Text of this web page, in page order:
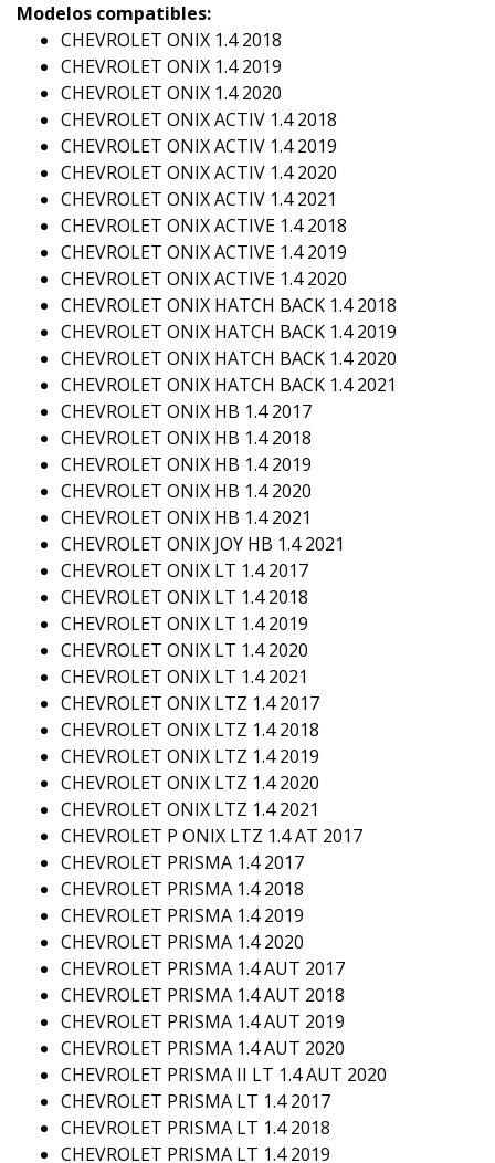
Modelos compatibles:
CHEVROLET ONIX 1.4 2018
CHEVROLET ONIX 1.4 2019
CHEVROLET ONIX 1.4 2020
CHEVROLET ONIX ACTIV 1.4 2018
CHEVROLET ONIX ACTIV 1.4 2019
CHEVROLET ONIX ACTIV 1.4 2020
CHEVROLET ONIX ACTIV 1.4 2021
CHEVROLET ONIX ACTIVE 1.4 2018
CHEVROLET ONIX ACTIVE 1.4 2019
CHEVROLET ONIX ACTIVE 1.4 2020
CHEVROLET ONIX HATCH BACK 1.4 2018
CHEVROLET ONIX HATCH BACK 1.4 2019
CHEVROLET ONIX HATCH BACK 1.4 2020
CHEVROLET ONIX HATCH BACK 1.4 2021
CHEVROLET ONIX HB 1.4 2017
CHEVROLET ONIX HB 1.4 2018
CHEVROLET ONIX HB 1.4 2019
CHEVROLET ONIX HB 1.4 2020
CHEVROLET ONIX HB 1.4 2021
CHEVROLET ONIX JOY HB 1.4 2021
CHEVROLET ONIX LT 1.4 2017
CHEVROLET ONIX LT 1.4 2018
CHEVROLET ONIX LT 1.4 2019
CHEVROLET ONIX LT 1.4 2020
CHEVROLET ONIX LT 1.4 2021
CHEVROLET ONIX LTZ 1.4 2017
CHEVROLET ONIX LTZ 1.4 2018
CHEVROLET ONIX LTZ 1.4 2019
CHEVROLET ONIX LTZ 1.4 2020
CHEVROLET ONIX LTZ 1.4 2021
CHEVROLET P ONIX LTZ 1.4 AT 2017
CHEVROLET PRISMA 1.4 2017
CHEVROLET PRISMA 1.4 2018
CHEVROLET PRISMA 1.4 2019
CHEVROLET PRISMA 1.4 2020
CHEVROLET PRISMA 1.4 AUT 2017
CHEVROLET PRISMA 1.4 AUT 2018
CHEVROLET PRISMA 1.4 AUT 2019
CHEVROLET PRISMA 1.4 AUT 2020
CHEVROLET PRISMA II LT 1.4 AUT 2020
CHEVROLET PRISMA LT 1.4 2017
CHEVROLET PRISMA LT 1.4 2018
CHEVROLET PRISMA LT 1.4 2019